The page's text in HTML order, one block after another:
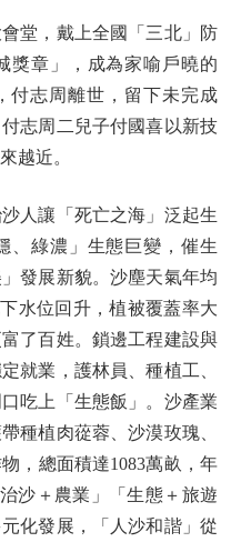
堂，戴上全國「三北」防
獎章」，成為家喻戶曉的
付志周離世，留下未完成
志周二兒子付國喜以新技
越近。
讓「死亡之海」泛起生
、綠濃」生態巨變，催生
發展新貌。沙塵天氣年均
水位回升，植被覆蓋率大
了百姓。鎖邊工程建設與
就業，護林員、種植工、
吃上「生態飯」。沙產業
種植肉蓯蓉、沙漠玫瑰、
，總面積達1083萬畝，年
沙＋農業」「生態＋旅遊
化發展，「人沙和諧」從